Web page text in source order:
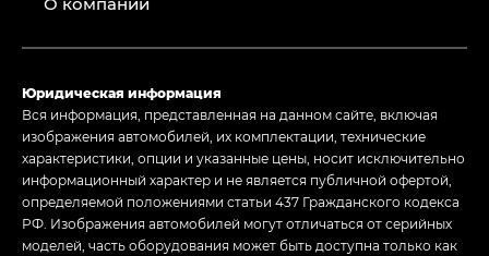
Юридическая информация
Вся информация, представленная на данном сайте, включая
изображения автомобилей, их комплектации, технические
характеристики, опции и указанные цены, носит исключительно
информационный характер и не является публичной офертой,
определяемой положениями статьи 437 Гражданского кодекса
РФ. Изображения автомобилей могут отличаться от серийных
моделей, часть оборудования может быть доступна только как